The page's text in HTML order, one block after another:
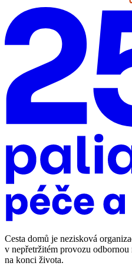
Cesta domů je nezisková
v nepřetržitém provozu
na konci života.